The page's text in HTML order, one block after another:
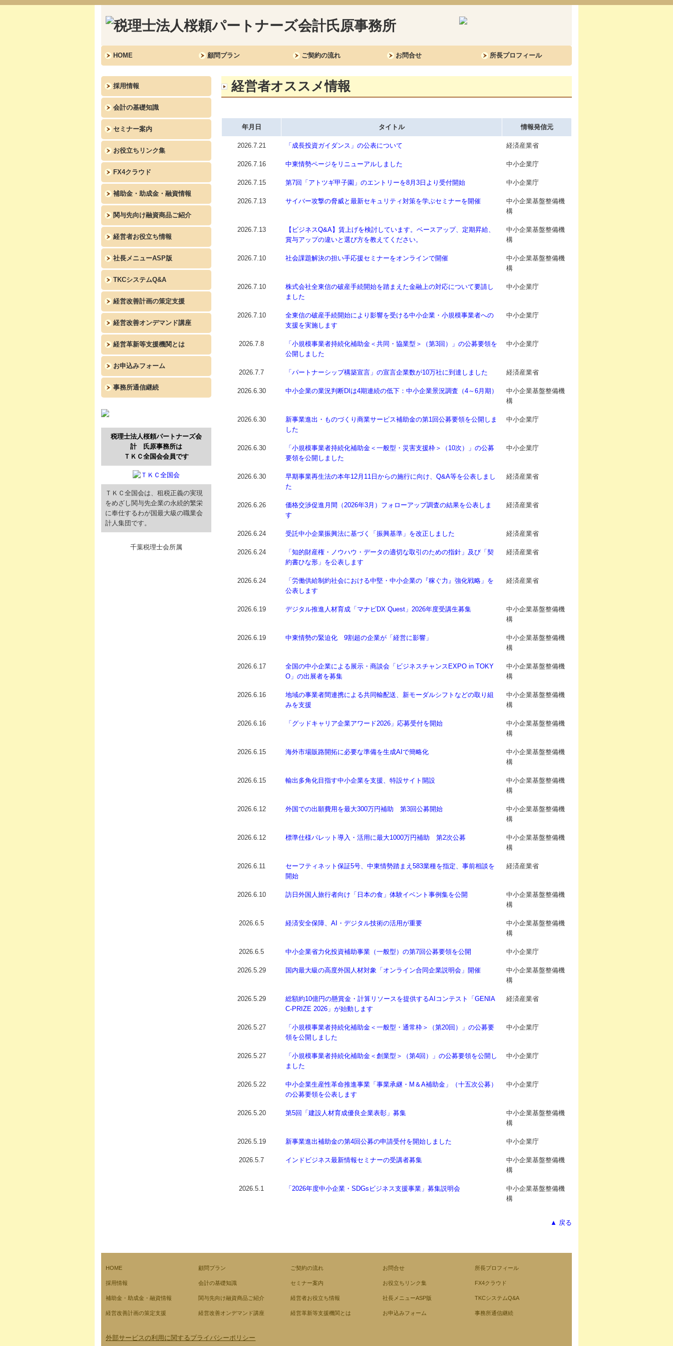
HOME 顧問プラン ご契約の流れ お問合せ 所長プロフィール
採用情報
会計の基礎知識
セミナー案内
お役立ちリンク集
FX4クラウド
補助金・助成金・融資情報
関与先向け融資商品ご紹介
経営者お役立ち情報
社長メニューASP版
TKCシステムQ&A
経営改善計画の策定支援
経営改善オンデマンド講座
経営革新等支援機関とは
お申込みフォーム
事務所通信継続
税理士法人桜頼パートナーズ会
計 氏原事務所は
ＴＫＣ全国会会員です
ＴＫＣ全国会は、租税正義の実現
をめざし関与先企業の永続的繁栄
に奉仕するわが国最大級の職業会
計人集団です。
千葉税理士会所属
経営者オススメ情報
年月日 タイトル 情報発信元
2026.7.21 「成長投資ガイダンス」の公表について 経済産業省
2026.7.16 中東情勢ページをリニューアルしました 中小企業庁
2026.7.15 第7回「アトツギ甲子園」のエントリーを8月3日より受付開始 中小企業庁
2026.7.13 サイバー攻撃の脅威と最新セキュリティ対策を学ぶセミナーを開催
中小企業基盤整備機
構
2026.7.13
【ビジネスQ&A】賃上げを検討しています。ベースアップ、定期昇給、
賞与アップの違いと選び方を教えてください。
中小企業基盤整備機
構
2026.7.10 社会課題解決の担い手応援セミナーをオンラインで開催
中小企業基盤整備機
構
2026.7.10
株式会社全東信の破産手続開始を踏まえた金融上の対応について要請し
ました
中小企業庁
2026.7.10
全東信の破産手続開始により影響を受ける中小企業・小規模事業者への
支援を実施します
中小企業庁
2026.7.8
「小規模事業者持続化補助金＜共同・協業型＞（第3回）」の公募要領を
公開しました
中小企業庁
2026.7.7 「パートナーシップ構築宣言」の宣言企業数が10万社に到達しました 経済産業省
2026.6.30 中小企業の業況判断DIは4期連続の低下：中小企業景況調査（4～6月期）
中小企業基盤整備機
構
2026.6.30
新事業進出・ものづくり商業サービス補助金の第1回公募要領を公開しま
した
中小企業庁
2026.6.30
「小規模事業者持続化補助金＜一般型・災害支援枠＞（10次）」の公募
要領を公開しました
中小企業庁
2026.6.30
早期事業再生法の本年12月11日からの施行に向け、Q&A等を公表しまし
た
経済産業省
2026.6.26
価格交渉促進月間（2026年3月）フォローアップ調査の結果を公表しま
す
経済産業省
2026.6.24 受託中小企業振興法に基づく「振興基準」を改正しました 経済産業省
2026.6.24
「知的財産権・ノウハウ・データの適切な取引のための指針」及び「契
約書ひな形」を公表します
経済産業省
2026.6.24
「労働供給制約社会における中堅・中小企業の『稼ぐ力』強化戦略」を
公表します
経済産業省
2026.6.19 デジタル推進人材育成「マナビDX Quest」2026年度受講生募集
中小企業基盤整備機
構
2026.6.19 中東情勢の緊迫化 9割超の企業が「経営に影響」
中小企業基盤整備機
構
2026.6.17
全国の中小企業による展示・商談会「ビジネスチャンスEXPO in TOKY
O」の出展者を募集
中小企業基盤整備機
構
2026.6.16
地域の事業者間連携による共同輸配送、新モーダルシフトなどの取り組
みを支援
中小企業基盤整備機
構
2026.6.16 「グッドキャリア企業アワード2026」応募受付を開始
中小企業基盤整備機
構
2026.6.15 海外市場販路開拓に必要な準備を生成AIで簡略化
中小企業基盤整備機
構
2026.6.15 輸出多角化目指す中小企業を支援、特設サイト開設
中小企業基盤整備機
構
2026.6.12 外国での出願費用を最大300万円補助 第3回公募開始
中小企業基盤整備機
構
2026.6.12 標準仕様パレット導入・活用に最大1000万円補助 第2次公募
中小企業基盤整備機
構
2026.6.11
セーフティネット保証5号、中東情勢踏まえ583業種を指定、事前相談を
開始
経済産業省
2026.6.10 訪日外国人旅行者向け「日本の食」体験イベント事例集を公開
中小企業基盤整備機
構
2026.6.5 経済安全保障、AI・デジタル技術の活用が重要
中小企業基盤整備機
構
2026.6.5 中小企業省力化投資補助事業（一般型）の第7回公募要領を公開 中小企業庁
2026.5.29 国内最大級の高度外国人材対象「オンライン合同企業説明会」開催
中小企業基盤整備機
構
2026.5.29
総額約10億円の懸賞金・計算リソースを提供するAIコンテスト「GENIA
C-PRIZE 2026」が始動します
経済産業省
2026.5.27
「小規模事業者持続化補助金＜一般型・通常枠＞（第20回）」の公募要
領を公開しました
中小企業庁
2026.5.27
「小規模事業者持続化補助金＜創業型＞（第4回）」の公募要領を公開し
ました
中小企業庁
2026.5.22
中小企業生産性革命推進事業「事業承継・M＆A補助金」（十五次公募）
の公募要領を公表します
中小企業庁
2026.5.20 第5回「建設人材育成優良企業表彰」募集
中小企業基盤整備機
構
2026.5.19 新事業進出補助金の第4回公募の申請受付を開始しました 中小企業庁
2026.5.7 インドビジネス最新情報セミナーの受講者募集
中小企業基盤整備機
構
2026.5.1 「2026年度中小企業・SDGsビジネス支援事業」募集説明会
中小企業基盤整備機
構
▲ 戻る
HOME 顧問プラン ご契約の流れ お問合せ 所長プロフィール
採用情報 会計の基礎知識 セミナー案内 お役立ちリンク集 FX4クラウド
補助金・助成金・融資情報 関与先向け融資商品ご紹介 経営者お役立ち情報 社長メニューASP版 TKCシステムQ&A
経営改善計画の策定支援 経営改善オンデマンド講座 経営革新等支援機関とは お申込みフォーム 事務所通信継続
外部サービスの利用に関するプライバシーポリシー